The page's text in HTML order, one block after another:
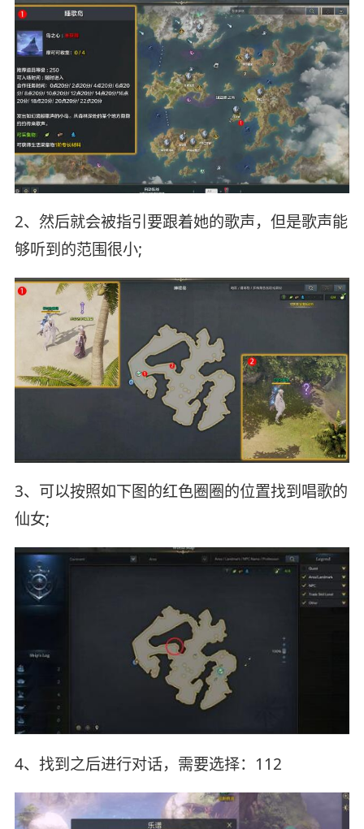
2、然后就会被指引要跟着她的歌声，但是歌声能
够听到的范围很小;
3、可以按照如下图的红色圈圈的位置找到唱歌的
仙女;
4、找到之后进行对话，需要选择：112